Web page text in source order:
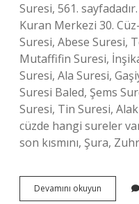
Suresi, 561.
Kuran Merkezi 30.
Suresi, Abese Suresi,
Mutaffifin Suresi,
Suresi, Ala Suresi,
Suresi Baled, Şems
Suresi, Tin Suresi,
cüzde hangi sureler
son kısmını, Şura,
Devamını okuyun
Hangi